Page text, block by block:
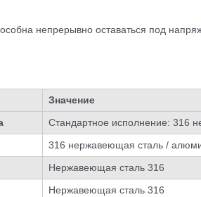
непрерывно оставаться под
Значение
Стандартное исполнение: 316
316 нержавеющая сталь /
Нержавеющая сталь 316
Нержавеющая сталь 316